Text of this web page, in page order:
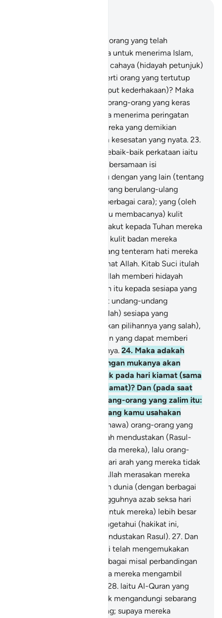
Jika demikian, adakah orang yang telah
dilapangkan Allah dadanya untuk menerima Islam,
lalu ia tetap berada dalam cahaya (hidayah petunjuk)
dari Tuhannya, (sama seperti orang yang tertutup
mata hatinya dengan selaput kederhakaan)? Maka
kecelakaan besarlah bagi orang-orang yang keras
membatu hatinya daripada menerima peringatan
yang diberi oleh Allah. Mereka yang demikian
keadaannya, adalah dalam kesesatan yang nyata. 23.
Allah telah menurunkan sebaik-baik perkataan iaitu
Kitab Suci Al-Quran yang bersamaan isi
kandungannya antara satu dengan yang lain (tentang
benarnya dan indahnya), yang berulang-ulang
(keterangannya, dengan berbagai cara); yang (oleh
kerana mendengarnya atau membacanya) kulit
badan orang-orang yang takut kepada Tuhan mereka
menjadi seram; kemudian kulit badan mereka
menjadi lembut serta tenang tenteram hati mereka
menerima ajaran dan rahmat Allah. Kitab Suci itulah
hidayah petunjuk Allah; Allah memberi hidayah
petunjuk dengan Al-Quran itu kepada sesiapa yang
dikehendakiNya (menurut undang-undang
peraturanNya); dan (ingatlah) sesiapa yang
disesatkan Allah (disebabkan pilihannya yang salah),
maka tidak ada sesiapa pun yang dapat memberi
hidayah petunjuk kepadanya. 24. Maka adakah
orang yang menahan dengan mukanya akan
(selaran) azab yang buruk pada hari kiamat (sama
seperti orang yang terselamat)? Dan (pada saat
itu) dikatakan kepada orang-orang yang zalim itu:
"Rasalah (balasan) apa yang kamu usahakan
(Ingatlah! Bahawa) orang-orang yang
terdahulu dari mereka telah mendustakan (Rasul-
rasul yang diutuskan kepada mereka), lalu orang-
orang itu didatangi azab dari arah yang mereka tidak
Maka Allah merasakan mereka
kehinaan dalam kehidupan dunia (dengan berbagai
bala bencana), dan sesungguhnya azab seksa hari
akhirat (yang disediakan untuk mereka) lebih besar
lagi. Kalaulah mereka mengetahui (hakikat ini,
tentulah mereka tidak mendustakan Rasul). 27. Dan
demi sesungguhnya! Kami telah mengemukakan
kepada umat manusia berbagai misal perbandingan
dalam Al-Quran ini, supaya mereka mengambil
28. laitu Al-Quran yang
berbahasa Arab, yang tidak mengandungi sebarang
keterangan yang terpesong; supaya mereka